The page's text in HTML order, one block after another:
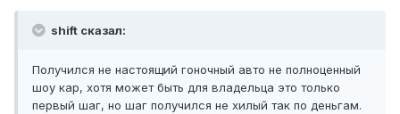
shift сказал:
Получился не настоящий гоночный авто не полноценный
шоу кар, хотя может быть для владельца это только
первый шаг, но шаг получился не хилый так по деньгам.